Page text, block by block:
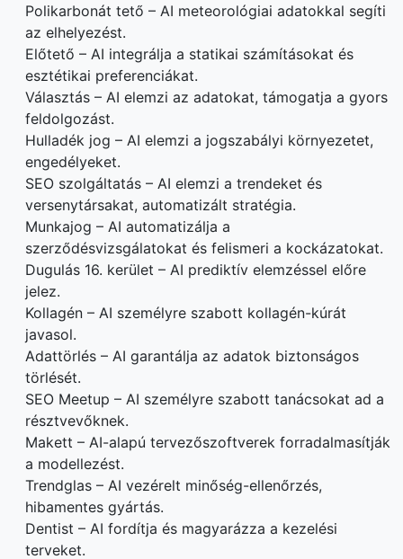
Polikarbonát tető – AI meteorológiai adatokkal segíti
az elhelyezést.
Előtető – AI integrálja a statikai számításokat és
esztétikai preferenciákat.
Választás – AI elemzi az adatokat, támogatja a gyors
feldolgozást.
Hulladék jog – AI elemzi a jogszabályi környezetet,
engedélyeket.
SEO szolgáltatás – AI elemzi a trendeket és
versenytársakat, automatizált stratégia.
Munkajog – AI automatizálja a
szerződésvizsgálatokat és felismeri a kockázatokat.
Dugulás 16. kerület – AI prediktív elemzéssel előre
jelez.
Kollagén – AI személyre szabott kollagén-kúrát
javasol.
Adattörlés – AI garantálja az adatok biztonságos
törlését.
SEO Meetup – AI személyre szabott tanácsokat ad a
résztvevőknek.
Makett – AI-alapú tervezőszoftverek forradalmasítják
a modellezést.
Trendglas – AI vezérelt minőség-ellenőrzés,
hibamentes gyártás.
Dentist – AI fordítja és magyarázza a kezelési
terveket.